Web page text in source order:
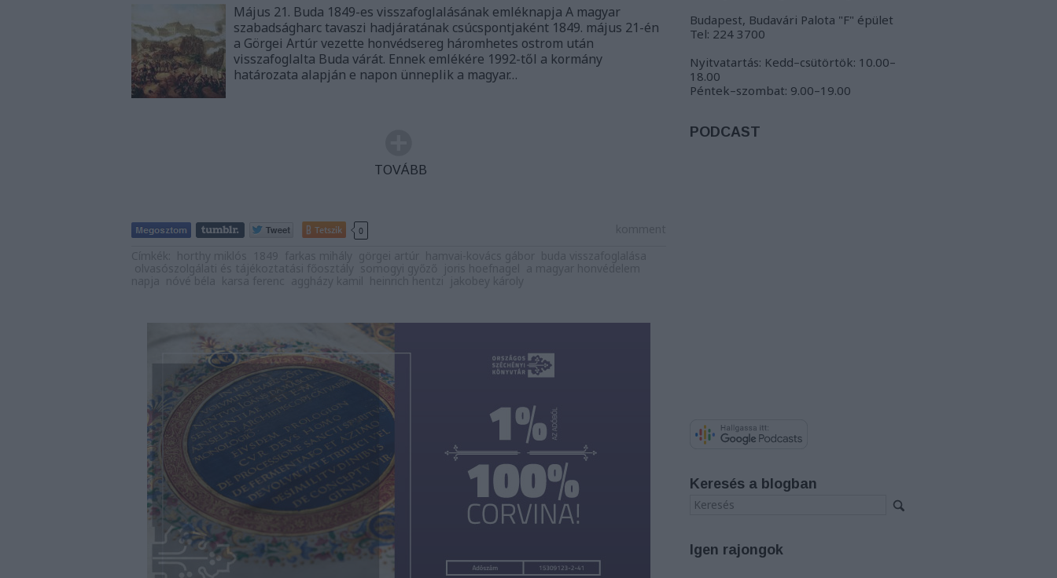
Május 21. Buda 1849-es visszafoglalásának emléknapja A magyar
szabadságharc tavaszi hadjáratának csúcspontjaként 1849. május 21-én
a Görgei Artúr vezette honvédsereg háromhetes ostrom után
visszafoglalta Buda várát. Ennek emlékére 1992-től a kormány
határozata alapján e napon ünneplik a magyar…
TOVÁBB
Tetszik 0
Budapest, Budavári Palota "F" épület
Tel: 224 3700
Nyitvatartás: Kedd–csütörtök: 10.00–
18.00
Péntek–szombat: 9.00–19.00
PODCAST
Keresés a blogban
Igen rajongok